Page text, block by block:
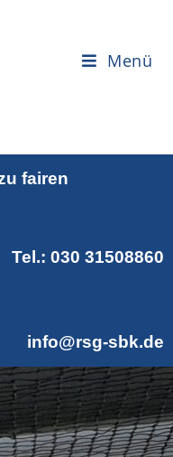
Menü
fairen
Tel.: 030 31508860
info@rsg-sbk.de